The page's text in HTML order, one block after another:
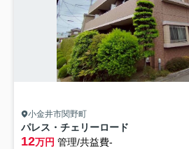
小金井市関野町
パレス・チェリーロード
12万円 管理/共益費-